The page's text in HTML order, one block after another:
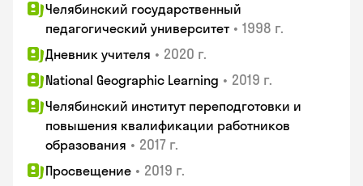
Челябинский государственный
педагогический университет • 1998 г.
Дневник учителя • 2020 г.
National Geographic Learning • 2019 г.
Челябинский институт переподготовки и
повышения квалификации работников
образования • 2017 г.
Просвещение • 2019 г.